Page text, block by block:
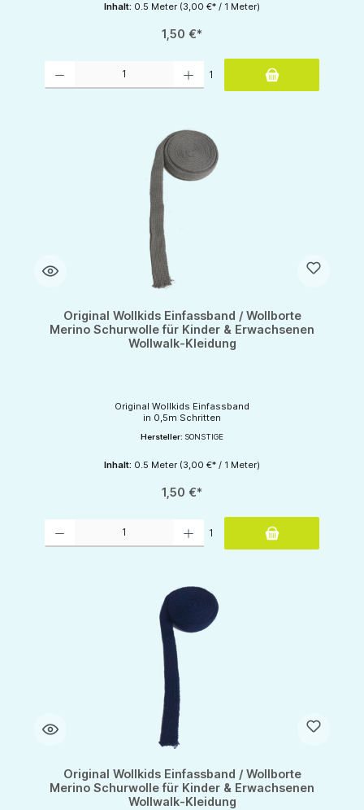
Inhalt: 0.5 Meter (3,00 €* / 1 Meter)
1,50 €*
1
Original Wollkids Einfassband / Wollborte
Merino Schurwolle für Kinder & Erwachsenen
Wollwalk-Kleidung
Original Wollkids Einfassband
in 0,5m Schritten
Hersteller: SONSTIGE
Inhalt: 0.5 Meter (3,00 €* / 1 Meter)
1,50 €*
1
Original Wollkids Einfassband / Wollborte
Merino Schurwolle für Kinder & Erwachsenen
Wollwalk-Kleidung